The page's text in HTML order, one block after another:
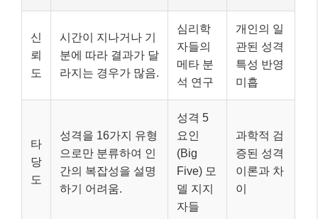
신
뢰
도
시간이 지나거나 기
분에 따라 결과가 달
라지는 경우가 많음.
심리학
자들의
메타 분
석 연구
개인의 일
관된 성격
특성 반영
미흡
타
당
도
성격을 16가지 유형
으로만 분류하여 인
간의 복잡성을 설명
하기 어려움.
성격 5
요인
(Big
Five) 모
델 지지
자들
과학적 검
증된 성격
이론과 차
이